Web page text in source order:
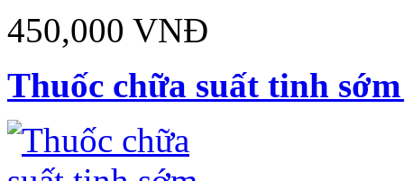
450,000 VNĐ
Thuốc chữa suất tinh